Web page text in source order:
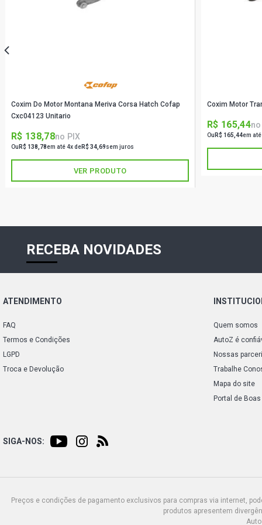
Coxim Do Motor Montana Meriva Corsa Hatch Cofap
Cxc04123 Unitario
R$ 138,78no PIX
Ou R$ 138,78em até 4x deR$ 34,69sem juros
VER PRODUTO
Coxim Motor
R$ 165,44no
Ou R$ 165,44em
RECEBA NOVIDADES
ATENDIMENTO
FAQ
Termos e Condições
LGPD
Troca e Devolução
Quem somos
AutoZ é
Nossas
Trabalhe
Mapa do site
Portal de
SIGA-NOS:
Preços e condições de pagamento exclusivos para compras via internet,
produtos apresentem